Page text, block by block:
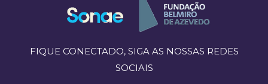
FIQUE CONECTADO, SIGA AS NOSSAS REDES
SOCIAIS